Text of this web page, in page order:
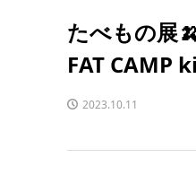
たべもの展
FAT CAMP
2023.10.11